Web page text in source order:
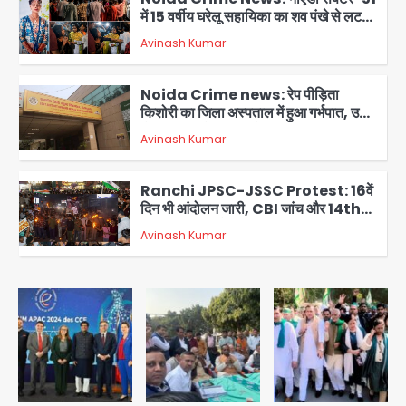
3
में 15 वर्षीय घरेलू सहायिका का शव पंखे से लटका
मिला
Avinash Kumar
4
Noida Crime news: रेप पीड़िता
किशोरी का जिला अस्पताल में हुआ गर्भपात, उधर
सेक्टर-49 में महिला को मिली ब्लास्ट की धमकी
Avinash Kumar
5
Ranchi JPSC-JSSC Protest: 16वें
दिन भी आंदोलन जारी, CBI जांच और 14th
Exam रद्द करने की मांग
Avinash Kumar
1
Greater Noida Gas
Connection Fraud: बुजुर्ग से वीडियो
कॉल पर 9.77 लाख की साइबर फ्रॉड
Avinash Kumar
Taylor Swift: ट्रंप कैंपेन-व्हाइट हाउस
पोस्ट से हटाए गए गाने, जानें पूरा विवाद